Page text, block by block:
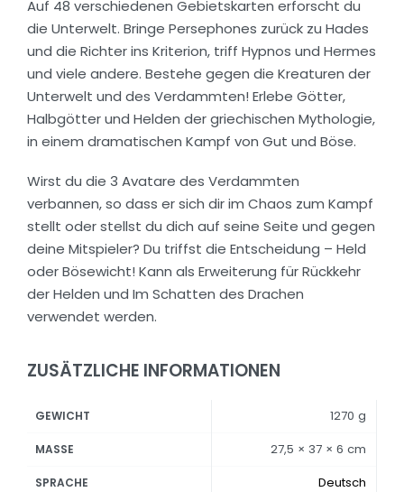
Auf 48 verschiedenen Gebietskarten erforscht du
die Unterwelt. Bringe Persephones zurück zu Hades
und die Richter ins Kriterion, triff Hypnos und Hermes
und viele andere. Bestehe gegen die Kreaturen der
Unterwelt und des Verdammten! Erlebe Götter,
Halbgötter und Helden der griechischen Mythologie,
in einem dramatischen Kampf von Gut und Böse.
Wirst du die 3 Avatare des Verdammten
verbannen, so dass er sich dir im Chaos zum Kampf
stellt oder stellst du dich auf seine Seite und gegen
deine Mitspieler? Du triffst die Entscheidung – Held
oder Bösewicht! Kann als Erweiterung für Rückkehr
der Helden und Im Schatten des Drachen
verwendet werden.
ZUSÄTZLICHE INFORMATIONEN
GEWICHT 1270 g
MASSE 27,5 × 37 × 6 cm
SPRACHE Deutsch